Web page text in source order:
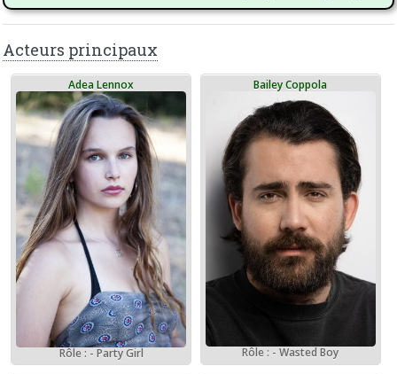
Acteurs principaux
Adea Lennox
Rôle : - Party Girl
Bailey Coppola
Rôle : - Wasted Boy